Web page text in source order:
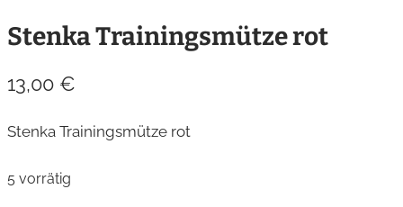
Stenka Trainingsmütze rot
13,00 €
Stenka Trainingsmütze rot
5 vorrätig